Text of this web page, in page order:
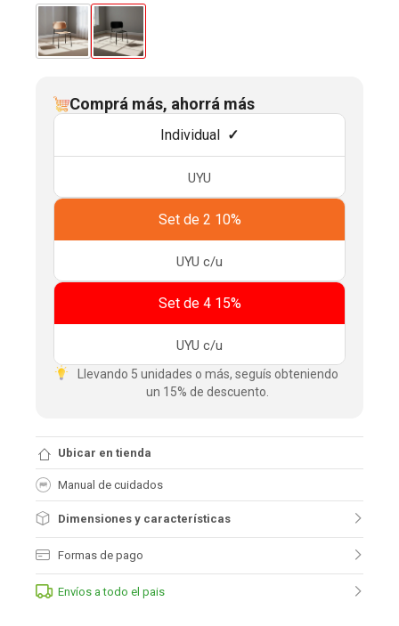
Comprá más, ahorrá más
Individual
UYU
Set de 2 10%
UYU c/u
Set de 4 15%
UYU c/u
Llevando 5 unidades o más, seguís obteniendo
un 15% de descuento.
Ubicar en tienda
Manual de cuidados
Dimensiones y características
Formas de pago
Envíos a todo el pais